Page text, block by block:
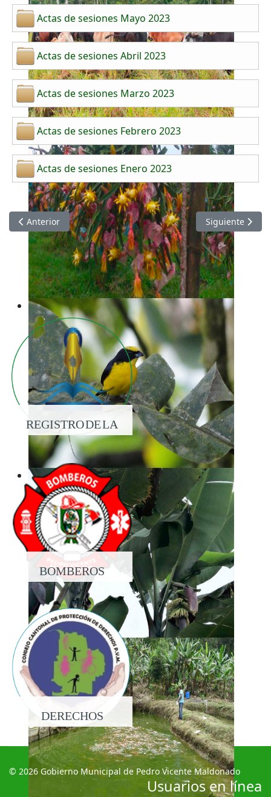
Actas de sesiones Mayo 2023
Actas de sesiones Abril 2023
Actas de sesiones Marzo 2023
Actas de sesiones Febrero 2023
Actas de sesiones Enero 2023
Artículo anterior: Actas de Sesiones del Concejo Municipal
Anterior Artículo
Siguiente
REGISTRO DE LA
PROPIEDAD
BOMBEROS
DERECHOS
© 2026 Gobierno Municipal de Pedro Vicente Maldonado
Usuarios en línea